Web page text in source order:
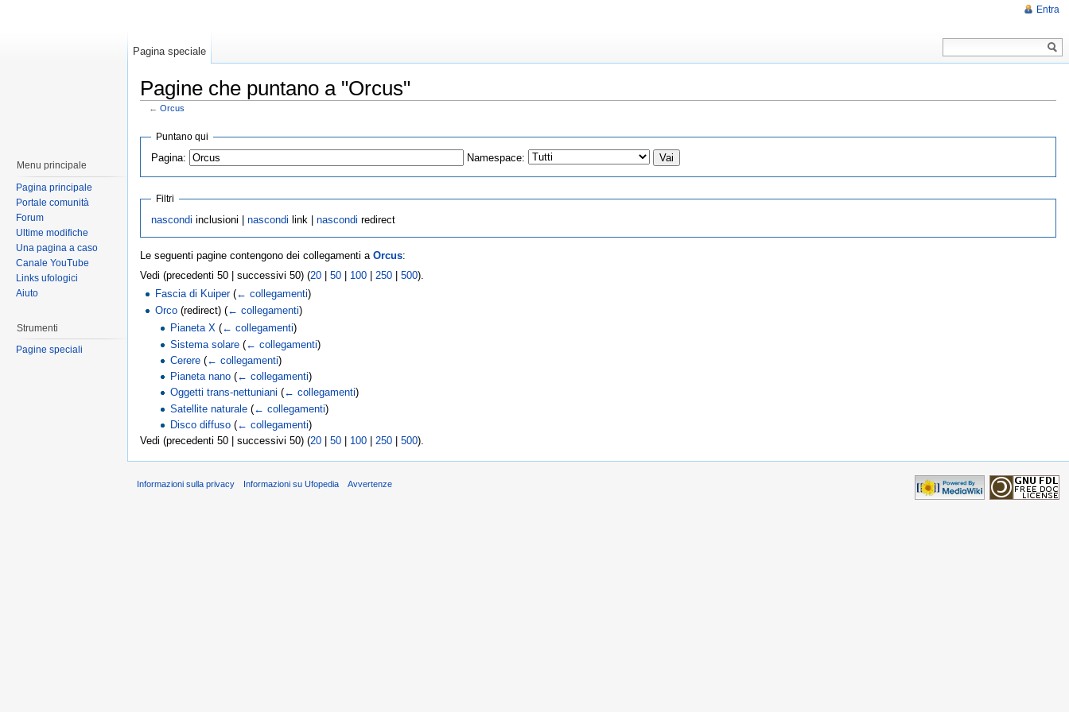
Pagine che puntano a "Orcus"
← Orcus
Puntano qui
Pagina: Namespace:
Filtri
nascondi inclusioni | nascondi link | nascondi redirect
Le seguenti pagine contengono dei collegamenti a Orcus:
Vedi (precedenti 50 | successivi 50) (20 50 100 250 500).
Fascia di Kuiper (← collegamenti)
Orco (redirect)(← collegamenti)
Pianeta X (← collegamenti)
Sistema solare (← collegamenti)
Cerere (← collegamenti)
Pianeta nano (← collegamenti)
Oggetti trans-nettuniani (← collegamenti)
Satellite naturale (← collegamenti)
Disco diffuso (← collegamenti)
Vedi (precedenti 50 | successivi 50) (20 50 100 250 500).
Entra
Pagina speciale
Menu principale
Pagina principale
Portale comunità
Forum
Ultime modifiche
Una pagina a caso
Canale YouTube
Links ufologici
Aiuto
Strumenti
Pagine speciali
Informazioni sulla privacy Informazioni su Ufopedia Avvertenze